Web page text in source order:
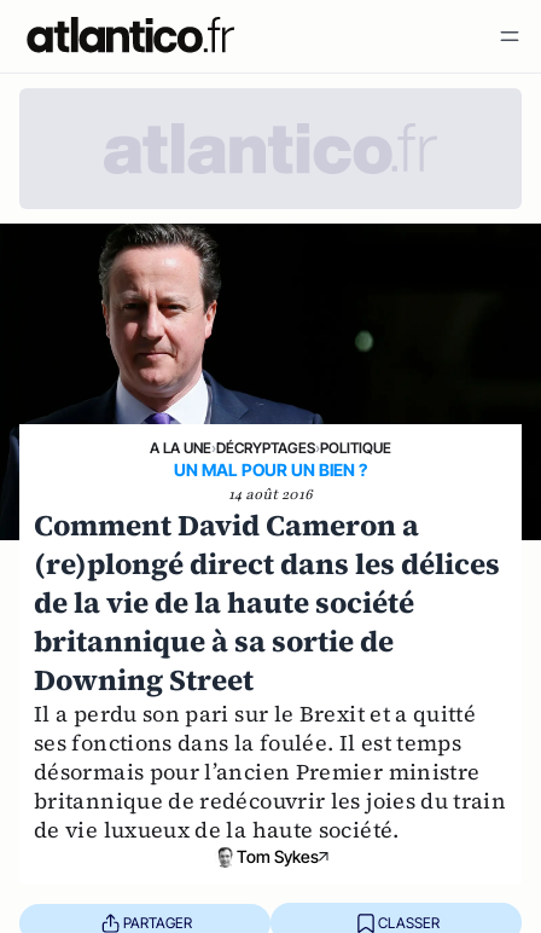
A LA UNE›DÉCRYPTAGES›POLITIQUE
UN MAL POUR UN BIEN ?
14 août 2016
Comment David Cameron a
(re)plongé direct dans les délices
de la vie de la haute société
britannique à sa sortie de
Downing Street
Il a perdu son pari sur le Brexit et a quitté
ses fonctions dans la foulée. Il est temps
désormais pour l’ancien Premier ministre
britannique de redécouvrir les joies du train
de vie luxueux de la haute société.
Tom Sykes
PARTAGER CLASSER